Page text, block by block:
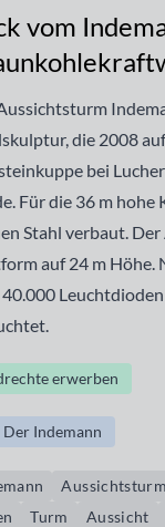
vom
die 2008
bei
Für die 36 m
Stahl verbaut.
auf 24 m Höhe.
erwerben
Der Indemann
Aussichtsturm
Turm Aussicht